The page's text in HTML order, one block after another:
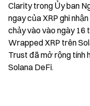
Clarity trong Ủy ban
ngay của XRP ghi
chảy vào vào ngày 16
Wrapped XRP trên
Trust đã mở rộng tính
Solana DeFi.